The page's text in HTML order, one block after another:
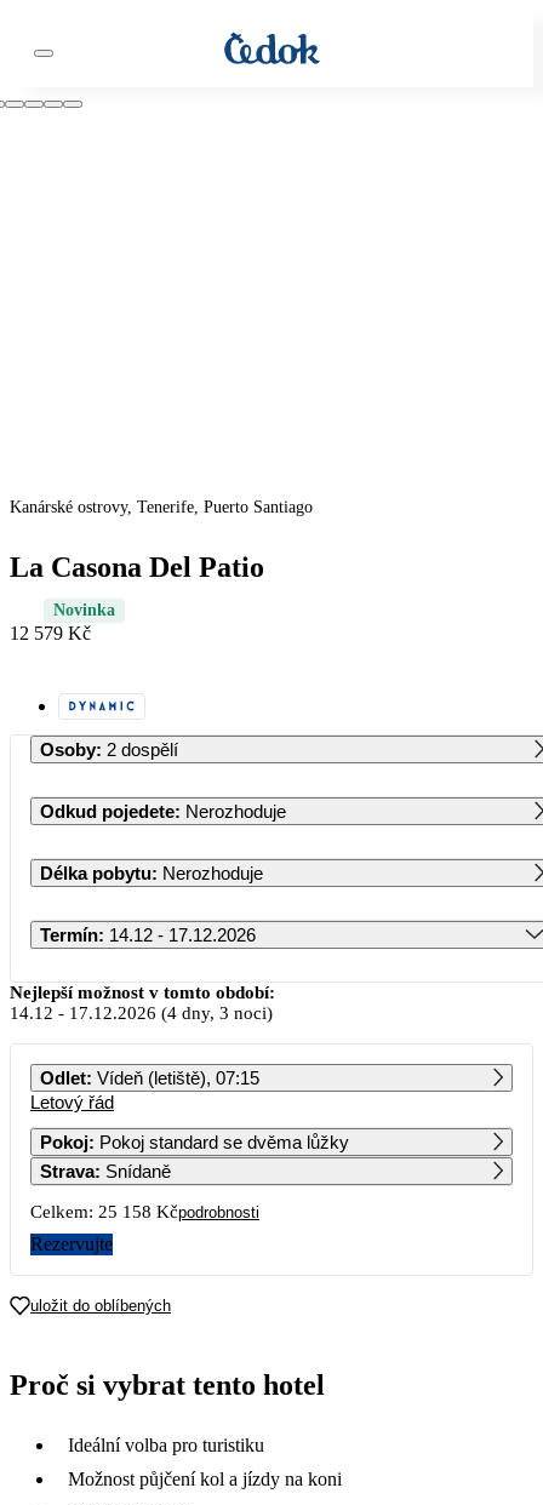
Kanárské ostrovy, Tenerife, Puerto Santiago
La Casona Del Patio
Novinka
12 579 Kč
Osoby: 2 dospělí
Odkud pojedete: Nerozhoduje
Délka pobytu: Nerozhoduje
Termín: 14.12 - 17.12.2026
Prosinec 2026
PO ÚT ST ČT PÁ SO NE
14 779 14 419 14 129 13 459
7 8
14
12 579
21
21 019
22
28 269
26 689 31 849 40 229 33 429
Nejlepší možnost v tomto období:
14.12 - 17.12.2026 (4 dny, 3 noci)
Odlet: Vídeň (letiště), 07:15
Letový řád
Pokoj: Pokoj standard se dvěma lůžky
Strava: Snídaně
Celkem: 25 158 Kčpodrobnosti
Rezervujte
uložit do oblíbených
Proč si vybrat tento hotel
Ideální volba pro turistiku
Možnost půjčení kol a jízdy na koni